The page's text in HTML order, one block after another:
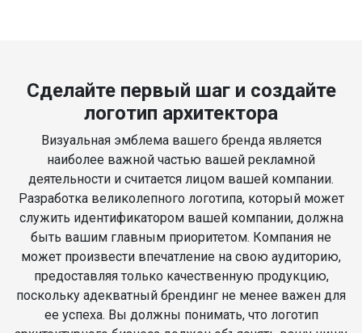
Сделайте первый шаг и создайте
логотип архитектора
Визуальная эмблема вашего бренда является
наиболее важной частью вашей рекламной
деятельности и считается лицом вашей компании.
Разработка великолепного логотипа, который может
служить идентификатором вашей компании, должна
быть вашим главным приоритетом. Компания не
может произвести впечатление на свою аудиторию,
предоставляя только качественную продукцию,
поскольку адекватный брендинг не менее важен для
ее успеха. Вы должны понимать, что логотип